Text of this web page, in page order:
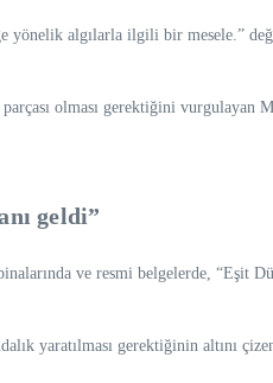
algılarla ilgili bir mesele.”
olması gerektiğini
geldi”
ve resmi belgelerde, “Eşit
yaratılması gerektiğinin altını